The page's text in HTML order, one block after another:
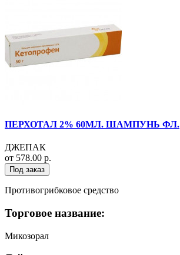
ПЕРХОТАЛ 2% 60МЛ. ШАМПУНЬ ФЛ.
ДЖЕПАК
от 578.00 р.
Под заказ
Противогрибковое средство
Торговое название:
Микозорал